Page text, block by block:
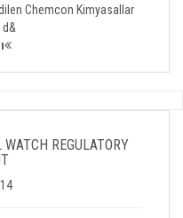
Chemcon Kimyasallar
REGULATORY